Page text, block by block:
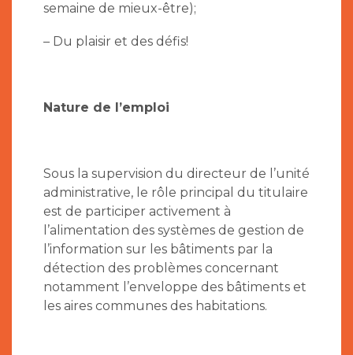
semaine de mieux-être);
– Du plaisir et des défis!
Nature de l’emploi
Sous la supervision du directeur de l’unité
administrative, le rôle principal du titulaire
est de participer activement à
l’alimentation des systèmes de gestion de
l’information sur les bâtiments par la
détection des problèmes concernant
notamment l’enveloppe des bâtiments et
les aires communes des habitations.